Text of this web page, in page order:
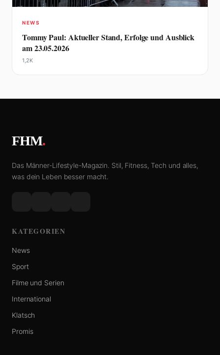
NEWS
Tommy Paul: Aktueller Stand, Erfolge und Ausblick
am 23.05.2026
1,2K
FHM.
Das Männer-Lifestyle-Magazin. Stil, Fitness, Tech und alles,
was dein Leben besser macht.
KATEGORIEN
News
Sport
Filme und Serien
International
Klatsch
Promis